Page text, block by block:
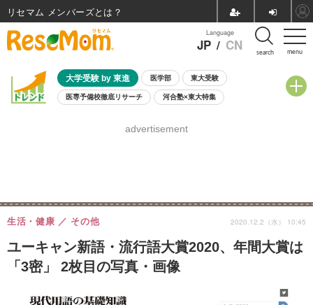
menu
Language
JP / CN search
大学受験 by 東進 医学部 東大受験
医専予備校徹底リサーチ 河合塾×東大特集
8月開催学校説明会・相談会
advertisement
ユーキャン新語・流行語大賞2020、年間大賞は
「3密」 2枚目の写真・画像
生活・健康 その他 2020.12.2（水） 10:45
リセマム メンバーズ